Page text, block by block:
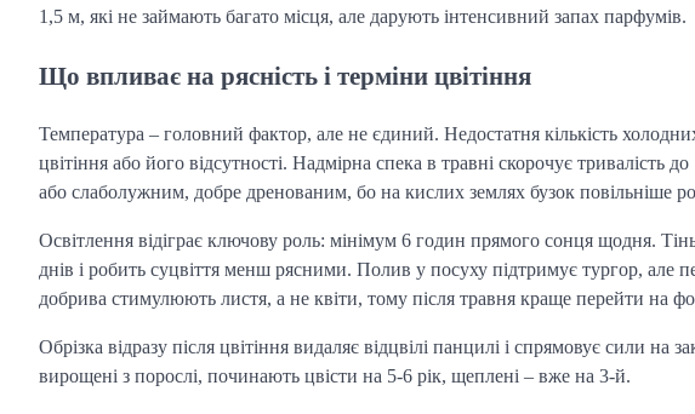
1,5 м, які не займають багато місця, але дарують інтенсивний запах парфумів.
Що впливає на рясність і терміни цвітіння
Температура – головний фактор, але не єдиний. Недостатня кількість
цвітіння або його відсутності. Надмірна спека в травні скорочує тривалість
або слаболужним, добре дренованим, бо на кислих землях бузок повільніше
Освітлення відіграє ключову роль: мінімум 6 годин прямого сонця щодня.
днів і робить суцвіття менш рясними. Полив у посуху підтримує тургор, але
добрива стимулюють листя, а не квіти, тому після травня краще перейти на
Обрізка відразу після цвітіння видаляє відцвілі панцилі і спрямовує сили
вирощені з порослі, починають цвісти на 5-6 рік, щеплені – вже на 3-й.